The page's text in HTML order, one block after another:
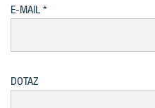
E-MAIL
DOTAZ